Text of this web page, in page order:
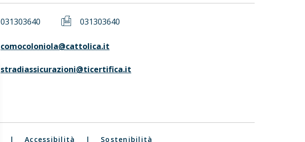
031303640 031303640
comocoloniola@cattolica.it
stradiassicurazioni@ticertifica.it
| Accessibilità | Sostenibilità